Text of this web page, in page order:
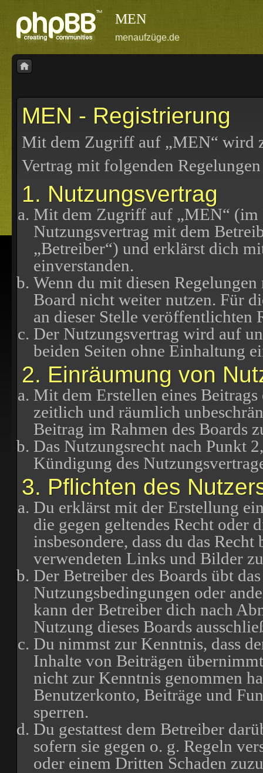
MEN
menaufzüge.de
MEN - Registrierung
Mit dem Zugriff auf „MEN“ wird
Vertrag mit folgenden Regelungen
1. Nutzungsvertrag
Mit dem Zugriff auf „MEN“ (im
Nutzungsvertrag mit dem
„Betreiber“) und erklärst dich
einverstanden.
Wenn du mit diesen
Board nicht weiter nutzen. Für
an dieser Stelle veröffentlichten
Der Nutzungsvertrag wird auf
beiden Seiten ohne Einhaltung
2. Einräumung von
Mit dem Erstellen eines
zeitlich und räumlich
Beitrag im Rahmen des Boards
Das Nutzungsrecht nach Punkt
Kündigung des
3. Pflichten des
Du erklärst mit der Erstellung
die gegen geltendes Recht oder
insbesondere, dass du das
verwendeten Links und Bilder
Der Betreiber des Boards übt
Nutzungsbedingungen oder
kann der Betreiber dich nach
Nutzung dieses Boards
Du nimmst zur Kenntnis, dass
Inhalte von Beiträgen
nicht zur Kenntnis genommen
Benutzerkonto, Beiträge und
sperren.
Du gestattest dem Betreiber
sofern sie gegen o. g. Regeln
oder einem Dritten Schaden